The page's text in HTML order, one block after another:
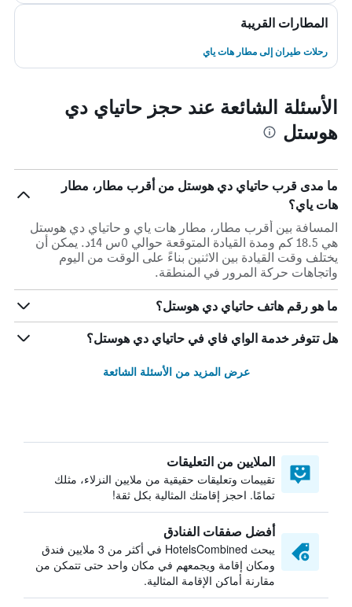
المطارات القريبة
رحلات طيران إلى مطار هات ياي
الأسئلة الشائعة عند حجز حاتياي دي
هوستل
ما مدى قرب حاتياي دي هوستل من أقرب مطار، مطار
هات ياي؟
المسافة بين أقرب مطار، مطار هات ياي و حاتياي دي هوستل
هي 18.5 كم ومدة القيادة المتوقعة حوالي 0س 14د. يمكن أن
يختلف وقت القيادة بين الاثنين بناءً على الوقت من اليوم
واتجاهات حركة المرور في المنطقة.
ما هو رقم هاتف حاتياي دي هوستل؟
هل تتوفر خدمة الواي فاي في حاتياي دي هوستل؟
عرض المزيد من الأسئلة الشائعة
الملايين من التعليقات
تقييمات وتعليقات حقيقية من ملايين النزلاء، مثلك
تمامًا. احجز إقامتك المثالية بكل ثقة!
أفضل صفقات الفنادق
يبحث HotelsCombined في أكثر من 3 ملايين فندق
ومكان إقامة ويجمعهم في مكان واحد حتى تتمكن من
مقارنة أماكن الإقامة المثالية.